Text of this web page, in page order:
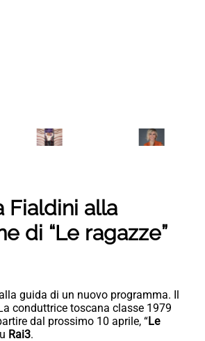
Fialdini alla
di “Le ragazze”
guida di un nuovo programma. Il
conduttrice toscana classe 1979
dal prossimo 10 aprile, “Le
Rai3.